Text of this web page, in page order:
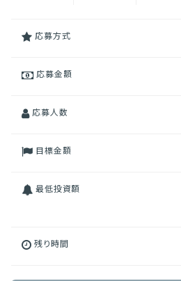
応募方式
応募金額
応募人数
目標金額
最低投資額
残り時間